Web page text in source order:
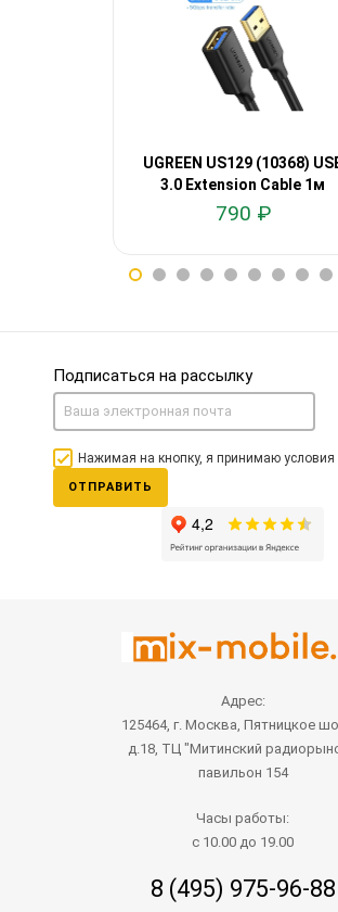
UGREEN US129 (10368)
3.0 Extension Cable 1м
790 ₽
Подписаться на рассылку
Нажимая на кнопку, я принимаю условия
ОТПРАВИТЬ
Адрес:
125464, г. Москва, Пятницкое
д.18, ТЦ "Митинский
павильон 154
Часы работы:
с 10.00 до 19.00
8 (495) 975-96-88